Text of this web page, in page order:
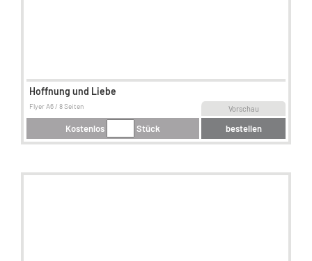
Hoffnung und Liebe
Vorschau
Flyer A6 / 8 Seiten
Kostenlos Stück bestellen